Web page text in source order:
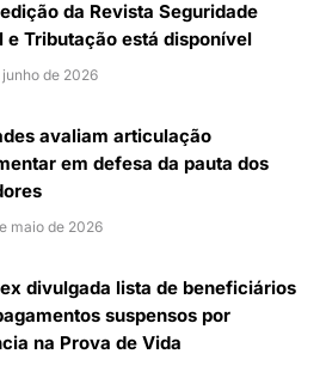
da Revista Seguridade
e Tributação está disponível
junho de 2026
avaliam articulação
em defesa da pauta dos
maio de 2026
divulgada lista de beneficiários
suspensos por
na Prova de Vida